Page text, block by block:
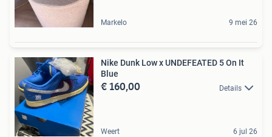
Markelo 9 mei 26
Nike Dunk Low x UNDEFEATED 5 On It
Blue
€ 160,00 Details
Weert 6 jul 26